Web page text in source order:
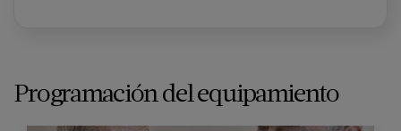
Programación del equipamiento